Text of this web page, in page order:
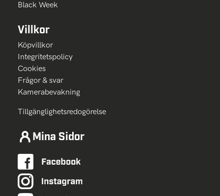
Black Week
Villkor
Köpvillkor
Integritetspolicy
Cookies
Frågor & svar
Kamerabevakning
Tillgänglighetsredogörelse
Mina Sidor